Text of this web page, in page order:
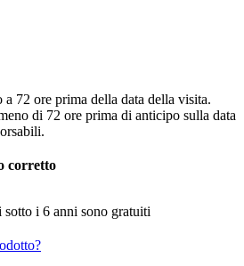
72 ore prima della data della visita.
di 72 ore prima di anticipo sulla data
corretto
i 6 anni sono gratuiti